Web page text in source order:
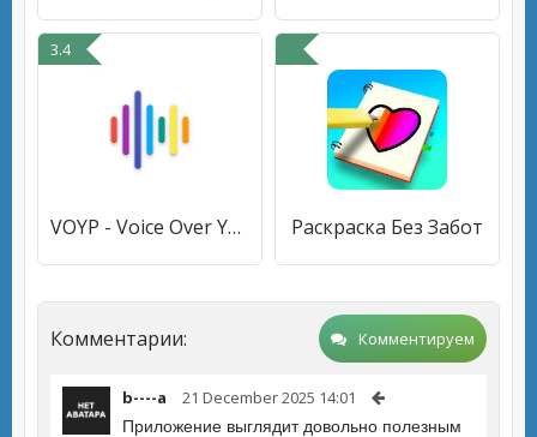
3.4
VOYP - Voice Over Your Phone Раскраска Без Забот
Комментарии: Комментируем
b----a 21 December 2025 14:01
Приложение выглядит довольно полезным